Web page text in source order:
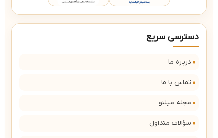
دسترسی سریع
درباره ما
تماس با ما
مجله میلنو
سؤالات متداول